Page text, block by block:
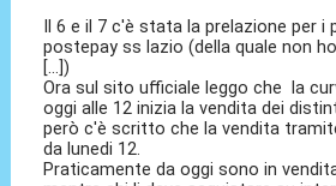
Il 6 e il 7 c'è stata la prelazione per i
postepay ss lazio (della quale non
[...])
Ora sul sito ufficiale leggo che la
oggi alle 12 inizia la vendita dei
però c'è scritto che la vendita
da lunedi 12.
Praticamente da oggi sono in